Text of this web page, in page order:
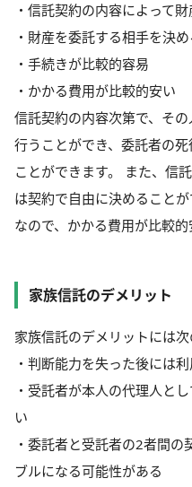
・信託契約の内容によって
・財産を委託する相手を決
・手続きが比較的容易
・かかる費用が比較的安い
信託契約の内容次第で、そ
行うことができ、委託者の
ことができます。 また、信
は契約で自由に決めること
なので、かかる費用が比較的
家族信託のデメリット
家族信託のデメリットには
・判断能力を失った後には
・受託者が本人の代理人と
い
・委託者と受託者の2者間
ブルになる可能性がある